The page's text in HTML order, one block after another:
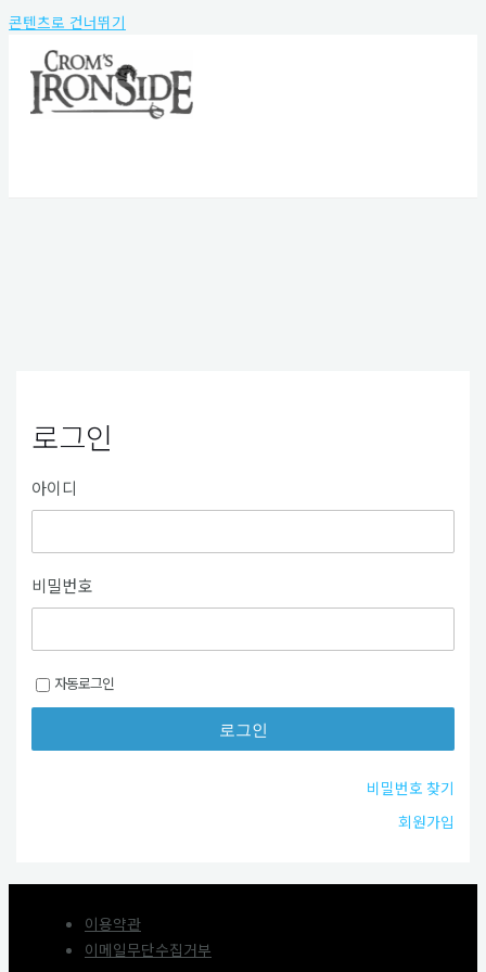
콘텐츠로 건너뛰기
로그인
아이디
비밀번호
자동로그인
비밀번호 찾기
회원가입
이용약관
이메일무단수집거부